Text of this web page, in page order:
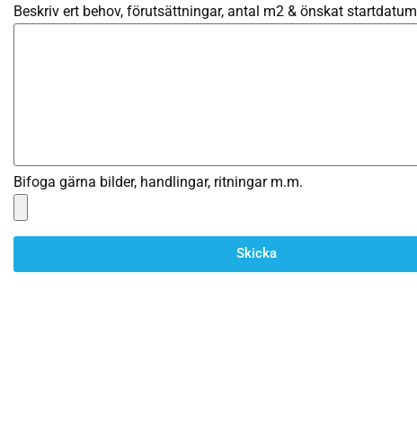
Beskriv ert behov, förutsättningar, antal m2 & önskat startdatum
Bifoga gärna bilder, handlingar, ritningar m.m.
Skicka